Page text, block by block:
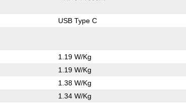
USB Type C
1.19 W/Kg
1.19 W/Kg
1.38 W/Kg
1.34 W/Kg